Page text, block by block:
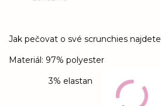
Jak pečovat o své scrunchies najdete
Materiál: 97% polyester
3% elastan